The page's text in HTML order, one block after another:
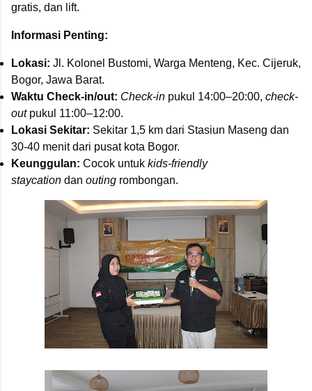
gratis, dan lift.
Informasi Penting:
Lokasi: Jl. Kolonel Bustomi, Warga Menteng, Kec. Cijeruk,
Bogor, Jawa Barat.
Waktu Check-in/out: Check-in pukul 14:00–20:00, check-
outpukul 11:00–12:00.
Lokasi Sekitar: Sekitar 1,5 km dari Stasiun Maseng dan
30-40 menit dari pusat kota Bogor.
Keunggulan: Cocok untuk kids-friendly
staycation dan outing rombongan.